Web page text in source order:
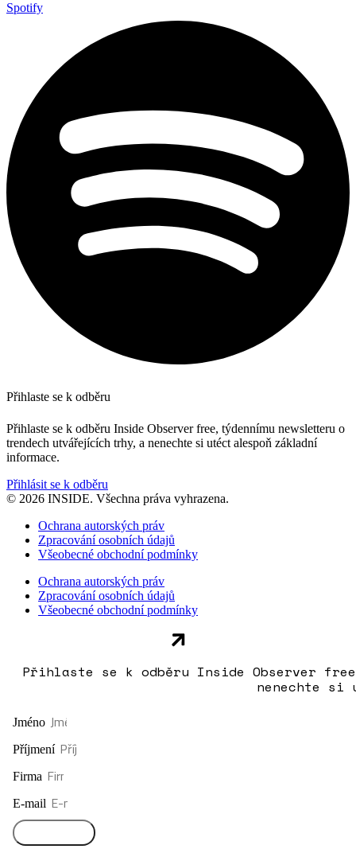
Spotify
Přihlaste se k odběru
Přihlaste se k odběru Inside Observer free, týdennímu newsletteru o
trendech utvářejících trhy, a nenechte si utéct alespoň základní
informace.
Přihlásit se k odběru
© 2026 INSIDE. Všechna práva vyhrazena.
Ochrana autorských práv
Zpracování osobních údajů
Všeobecné obchodní podmínky
Ochrana autorských práv
Zpracování osobních údajů
Všeobecné obchodní podmínky
Přihlaste se k odběru Inside Observer
nenechte si
Jméno
Příjmení
Firma
E-mail